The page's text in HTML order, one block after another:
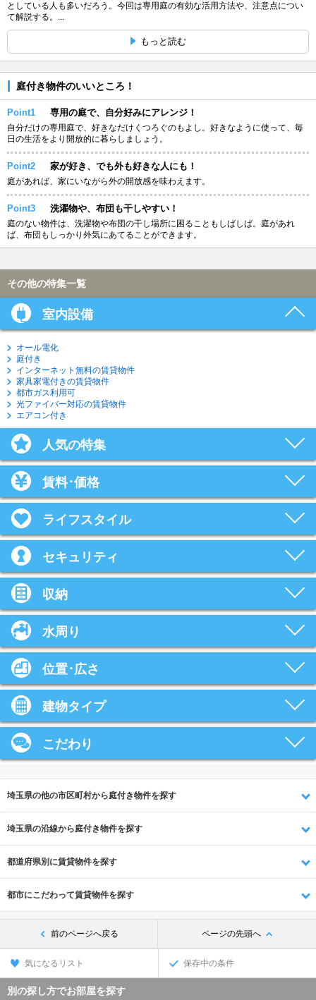
としている人も多いだろう。今回は専用庭の有効な活用方法や、注意点につい
て解説する。...
もっと読む
庭付き物件のいいところ！
Point1 専用の庭で、自分好みにアレンジ！
自分だけの専用庭で、好きなだけくつろぐのもよし。好きなように使って、毎
日の生活をより開放的に暮らしましょう。
Point2 家が好き、でも外も好きな人にも！
庭があれば、家にいながら外の開放感を味わえます。
Point3 洗濯物や、布団も干しやすい！
庭のない物件は、洗濯物や布団の干し場所に困ることもしばしば。庭があれ
ば、布団もしっかり外気にあてることができます。
その他の特集一覧
室内設備
オール電化
庭付き
インターネット無料の賃貸物件
家具家電付きの賃貸物件
都市ガス利用可
光ファイバー対応の賃貸物件
エアコン付き
人気の特集
賃料･価格
ライフスタイル
セキュリティ
収納
水周り
位置･広さ
建物タイプ
こだわり
埼玉県の他の市区町村から庭付き物件を探す
埼玉県の沿線から庭付き物件を探す
都道府県別に賃貸物件を探す
都市にこだわって賃貸物件を探す
前のページへ戻る ページの先頭へ
気になるリスト 保存中の条件
別の探し方でお部屋を探す